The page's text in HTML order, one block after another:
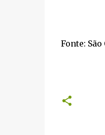
Fonte: